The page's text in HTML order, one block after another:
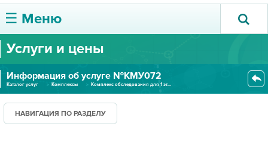
☰ Меню
О ЦЕНТРЕ
УСЛУГИ И ЦЕНЫ
ПАЦИЕНТУ
Услуги и цены
Информация об услуге №КМУ072
Каталог услуг Комплексы Комплекс обследования для 1 эт...
НАВИГАЦИЯ ПО РАЗДЕЛУ